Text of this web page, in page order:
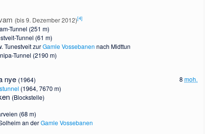
(bis 9. Dezember 2012)[4]
Tunnel (251 m)
Tunnel (61 m)
Tunestveit zurGamle Vossebanen nach Midttun
Tunnel (2190 m)
nye (1964) 8moh.
(1964, 7670 m)
(Blockstelle)
(68 m)
an derGamle Vossebanen